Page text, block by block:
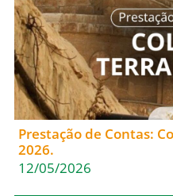
Prestação de Contas:
2026.
12/05/2026